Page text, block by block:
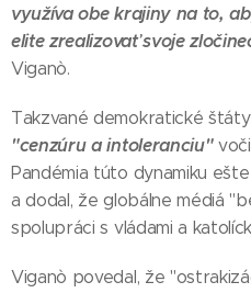
využíva obe krajiny na to,
elite zrealizovať svoje
Viganò.
Takzvané demokratické
"cenzúru a intoleranciu"
Pandémia túto dynamiku
a dodal, že globálne médiá
spolupráci s vládami a
Viganò povedal, že